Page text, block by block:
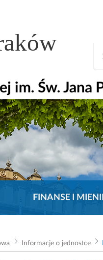
im. Św. Jana
FINANSE I
Informacje o jednostce